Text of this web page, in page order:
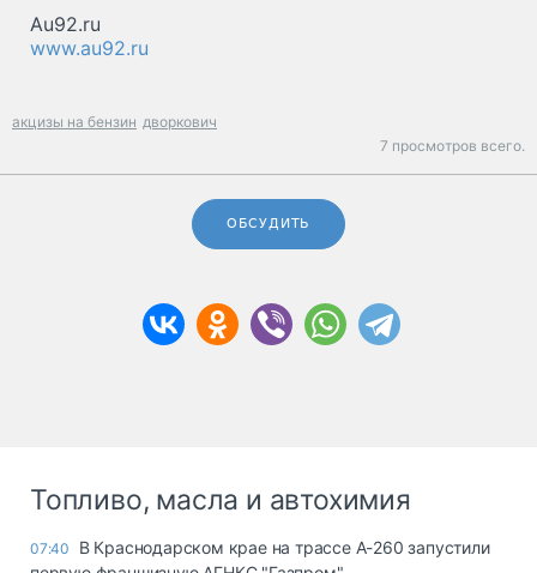
Au92.ru
www.au92.ru
акцизы на бензин дворкович
7 просмотров всего.
ОБСУДИТЬ
Топливо, масла и автохимия
07:40
В Краснодарском крае на трассе А-260 запустили